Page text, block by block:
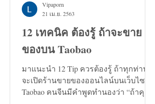
12 เทคนิค ต้องรู้ ถ้าจะขาย
ของบน Taobao
มาแนะนำ 12 Tip ควรต้องรู้ ถ้าทุกท่าน
จะเปิดร้านขายของออนไลน์บนเว็บไซต์
Taobao คนจีนมีคำพูดทำนองว่า “ถ้าคุณ
Vipaporn
21 เม.ย. 2563